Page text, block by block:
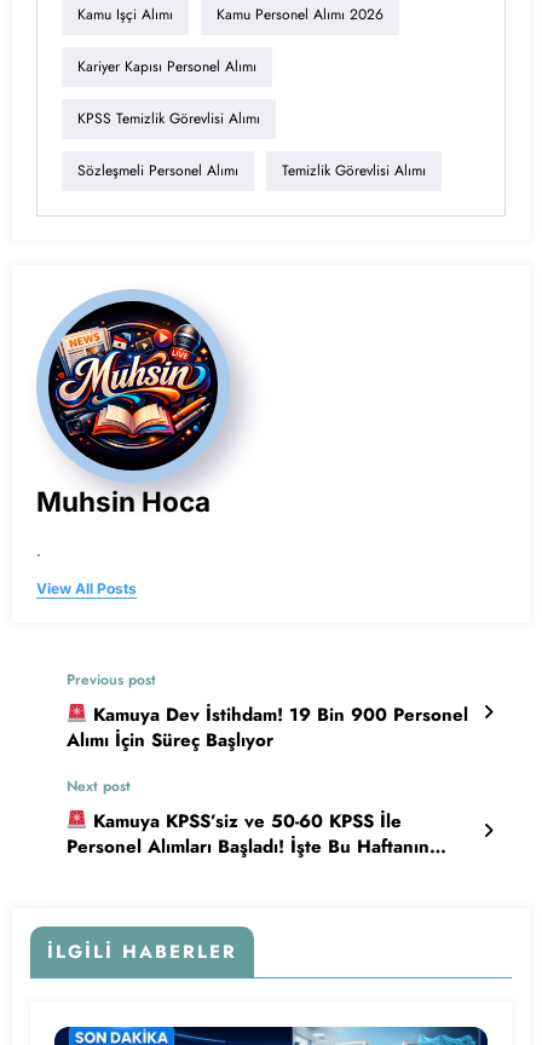
Kamu Işçi Alımı Kamu Personel Alımı 2026
Kariyer Kapısı Personel Alımı
KPSS Temizlik Görevlisi Alımı
Sözleşmeli Personel Alımı Temizlik Görevlisi Alımı
Muhsin Hoca
.
View All Posts
Previous post
Kamuya Dev İstihdam! 19 Bin 900 Personel
Alımı İçin Süreç Başlıyor
Next post
Kamuya KPSS’siz ve 50-60 KPSS İle
Personel Alımları Başladı! İşte Bu Haftanın
İLGILI HABERLER